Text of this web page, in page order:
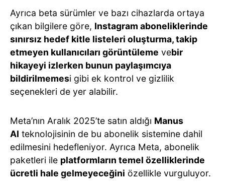
Ayrıca beta sürümler ve bazı cihazlarda ortaya
çıkan bilgilere göre, Instagram aboneliklerinde
sınırsız hedef kitle listeleri oluşturma, takip
etmeyen kullanıcıları görüntüleme vebir
hikayeyi izlerken bunun paylaşımcıya
bildirilmemesi gibi ek kontrol ve gizlilik
seçenekleri de yer alabilir.
Meta’nın Aralık 2025’te satın aldığı Manus
AI teknolojisinin de bu abonelik sistemine dahil
edilmesini hedefleniyor. Ayrıca Meta, abonelik
paketleri ile platformların temel özelliklerinde
ücretli hale gelmeyeceğini özellikle vurguluyor.